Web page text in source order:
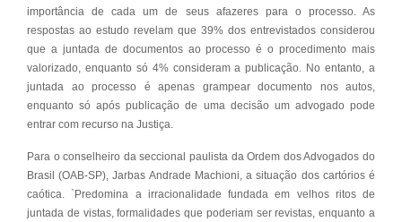
importância de cada um de seus afazeres para o processo. As
respostas ao estudo revelam que 39% dos entrevistados considerou
que a juntada de documentos ao processo é o procedimento mais
valorizado, enquanto só 4% consideram a publicação. No entanto, a
juntada ao processo é apenas grampear documento nos autos,
enquanto só após publicação de uma decisão um advogado pode
entrar com recurso na Justiça.
Para o conselheiro da seccional paulista da Ordem dos Advogados do
Brasil (OAB-SP), Jarbas Andrade Machioni, a situação dos cartórios é
caótica. `Predomina a irracionalidade fundada em velhos ritos de
juntada de vistas, formalidades que poderiam ser revistas, enquanto a